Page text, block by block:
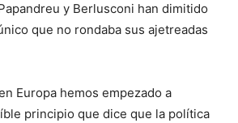
y Berlusconi han dimitido
que no rondaba sus ajetreadas
Europa hemos empezado a
principio que dice que la política